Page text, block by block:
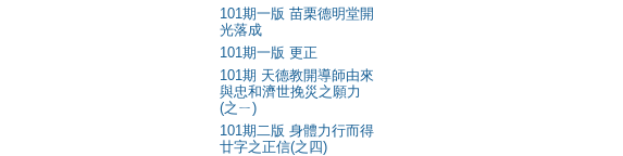
101期一版 苗栗德明堂開
光落成
101期一版 更正
101期 天德教開導師由來
與忠和濟世挽災之願力
(之ㄧ)
101期二版 身體力行而得
廿字之正信(之四)